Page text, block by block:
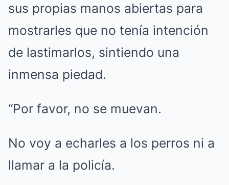
sus propias manos abiertas para
mostrarles que no tenía intención
de lastimarlos, sintiendo una
inmensa piedad.
“Por favor, no se muevan.
No voy a echarles a los perros ni a
llamar a la policía.